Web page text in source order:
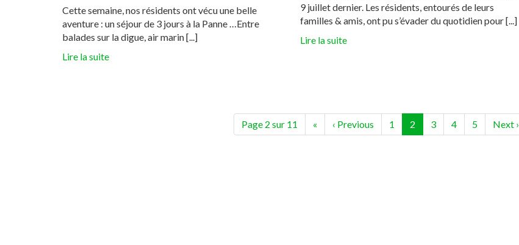
Cette semaine, nos résidents ont vécu une belle
aventure : un séjour de 3 jours à la Panne …Entre
balades sur la digue, air marin [...]
Lire la suite
9 juillet dernier. Les résidents, entourés de leurs
familles & amis, ont pu s’évader du quotidien pour [...]
Lire la suite
Page 2 sur 11 « ‹ Previous 1 2(current)
3 4 5 Next ›